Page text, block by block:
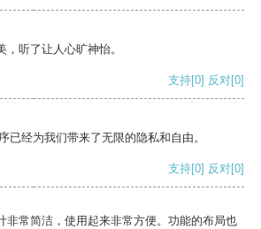
听了让人心旷神怡。
支持[0] 反对[0]
已经为我们带来了无限的隐私和自由。
支持[0] 反对[0]
非常简洁，使用起来非常方便。功能的布局也